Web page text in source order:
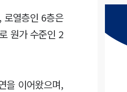
로열층인 6층은
원가 수준인 2
을 이어왔으며,